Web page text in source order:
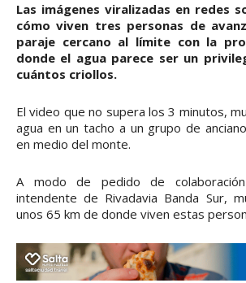
Las imágenes viralizadas en redes
cómo viven tres personas de
paraje cercano al límite con la
donde el agua parece ser un
cuántos criollos.
El video que no supera los 3 minutos,
agua en un tacho a un grupo de
en medio del monte.
A modo de pedido de
intendente de Rivadavia Banda Sur,
unos 65 km de donde viven estas